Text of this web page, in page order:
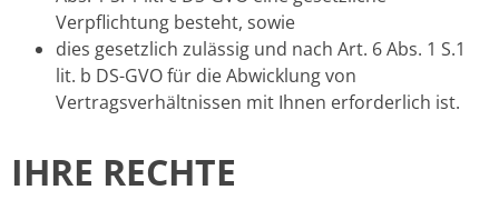
Verpflichtung besteht, sowie
dies gesetzlich zulässig und nach Art. 6 Abs. 1 S.1
lit. b DS-GVO für die Abwicklung von
Vertragsverhältnissen mit Ihnen erforderlich ist.
IHRE RECHTE